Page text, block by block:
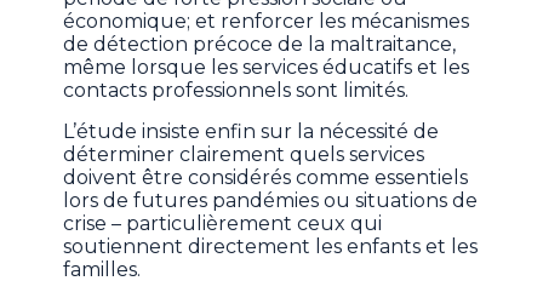
économique; et renforcer les mécanismes
de détection précoce de la maltraitance,
même lorsque les services éducatifs et les
contacts professionnels sont limités.
L’étude insiste enfin sur la nécessité de
déterminer clairement quels services
doivent être considérés comme essentiels
lors de futures pandémies ou situations de
crise – particulièrement ceux qui
soutiennent directement les enfants et les
familles.